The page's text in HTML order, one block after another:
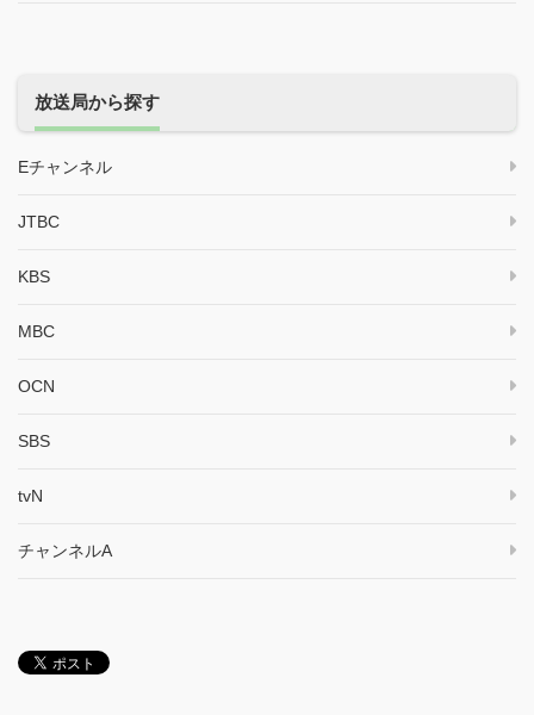
放送局から探す
Eチャンネル
JTBC
KBS
MBC
OCN
SBS
tvN
チャンネルA